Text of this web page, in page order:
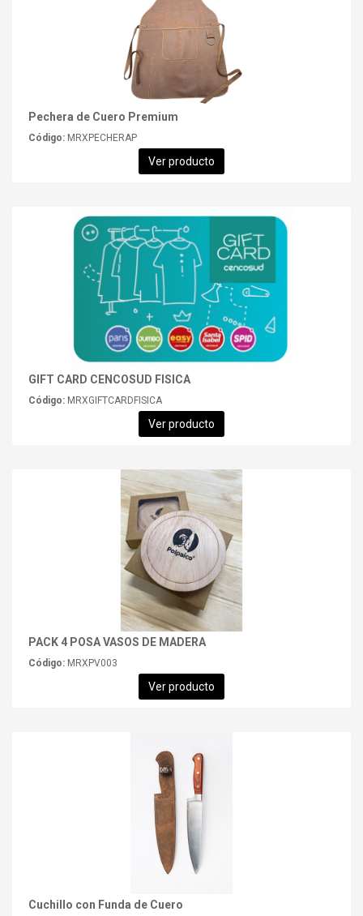
Pechera de Cuero Premium
Código: MRXPECHERAP
Ver producto
GIFT CARD CENCOSUD FISICA
Código: MRXGIFTCARDFISICA
Ver producto
PACK 4 POSA VASOS DE MADERA
Código: MRXPV003
Ver producto
Cuchillo con Funda de Cuero